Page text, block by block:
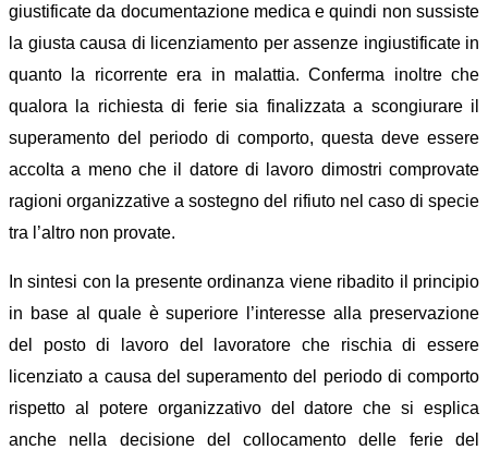
giustificate da documentazione medica e quindi non sussiste
la giusta causa di licenziamento per assenze ingiustificate in
quanto la ricorrente era in malattia. Conferma inoltre che
qualora la richiesta di ferie sia finalizzata a scongiurare il
superamento del periodo di comporto, questa deve essere
accolta a meno che il datore di lavoro dimostri comprovate
ragioni organizzative a sostegno del rifiuto nel caso di specie
tra l’altro non provate.
In sintesi con la presente ordinanza viene ribadito il principio
in base al quale è superiore l’interesse alla preservazione
del posto di lavoro del lavoratore che rischia di essere
licenziato a causa del superamento del periodo di comporto
rispetto al potere organizzativo del datore che si esplica
anche nella decisione del collocamento delle ferie del